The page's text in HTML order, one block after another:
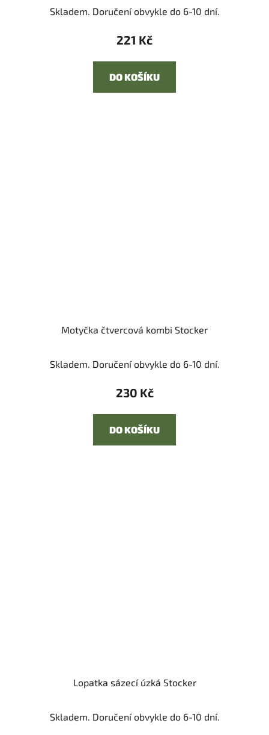
Skladem. Doručení obvykle do 6-10 dní.
221 Kč
DO KOŠÍKU
Motyčka čtvercová kombi Stocker
Skladem. Doručení obvykle do 6-10 dní.
230 Kč
DO KOŠÍKU
Lopatka sázecí úzká Stocker
Skladem. Doručení obvykle do 6-10 dní.